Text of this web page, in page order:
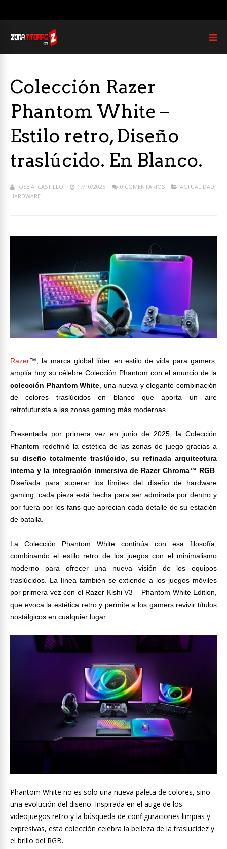
Colección Razer
Phantom White –
Estilo retro, Diseño
traslúcido. En Blanco.
JOSE A. CASTILLO 17/10/2025 0 COMENTARIOS ACTUALIDAD,
HARDWARE
Razer™, la marca global líder en estilo de vida para gamers,
amplía hoy su célebre Colección Phantom con el anuncio de la
colección Phantom White, una nueva y elegante combinación
de colores traslúcidos en blanco que aporta un aire
retrofuturista a las zonas gaming más modernas.
Presentada por primera vez en junio de 2025, la Colección
Phantom redefinió la estética de las zonas de juego gracias a
su diseño totalmente traslúcido, su refinada arquitectura
interna y la integración inmersiva de Razer Chroma™ RGB.
Diseñada para superar los límites del diseño de hardware
gaming, cada pieza está hecha para ser admirada por dentro y
por fuera por los fans que aprecian cada detalle de su estación
de batalla.
La Colección Phantom White continúa con esa filosofía,
combinando el estilo retro de los juegos con el minimalismo
moderno para ofrecer una nueva visión de los equipos
traslúcidos. La línea también se extiende a los juegos móviles
por primera vez con el Razer Kishi V3 – Phantom White Edition,
que evoca la estética retro y permite a los gamers revivir títulos
nostálgicos en cualquier lugar.
Phantom White no es solo una nueva paleta de colores, sino
una evolución del diseño. Inspirada en el auge de los
videojuegos retro y la búsqueda de configuraciones limpias y
expresivas, esta colección celebra la belleza de la traslucidez y
el brillo del RGB.